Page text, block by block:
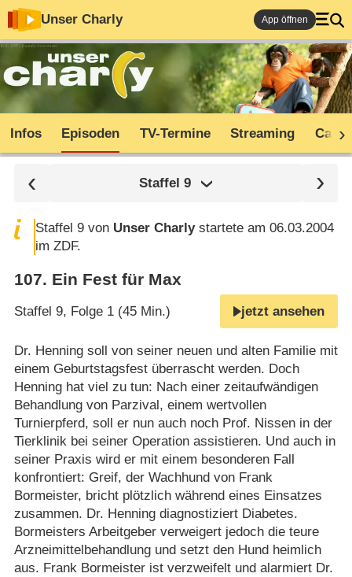
Unser Charly App öffnen
Infos Episoden TV-Termine Streaming Cast
Staffel 9
Staffel 9 von Unser Charlystartete am 06.03.2004
im ZDF.
107. Ein Fest für Max
Staffel 9, Folge 1 (45 Min.) jetzt ansehen
Dr. Henning soll von seiner neuen und alten Familie mit
einem Geburtstagsfest überrascht werden. Doch
Henning hat viel zu tun: Nach einer zeitaufwändigen
Behandlung von Parzival, einem wertvollen
Turnierpferd, soll er nun auch noch Prof. Nissen in der
Tierklinik bei seiner Operation assistieren. Und auch in
seiner Praxis wird er mit einem besonderen Fall
konfrontiert: Greif, der Wachhund von Frank
Bormeister, bricht plötzlich während eines Einsatzes
zusammen. Dr. Henning diagnostiziert Diabetes.
Bormeisters Arbeitgeber verweigert jedoch die teure
Arzneimittelbehandlung und setzt den Hund heimlich
aus. Frank Bormeister ist verzweifelt und alarmiert Dr.